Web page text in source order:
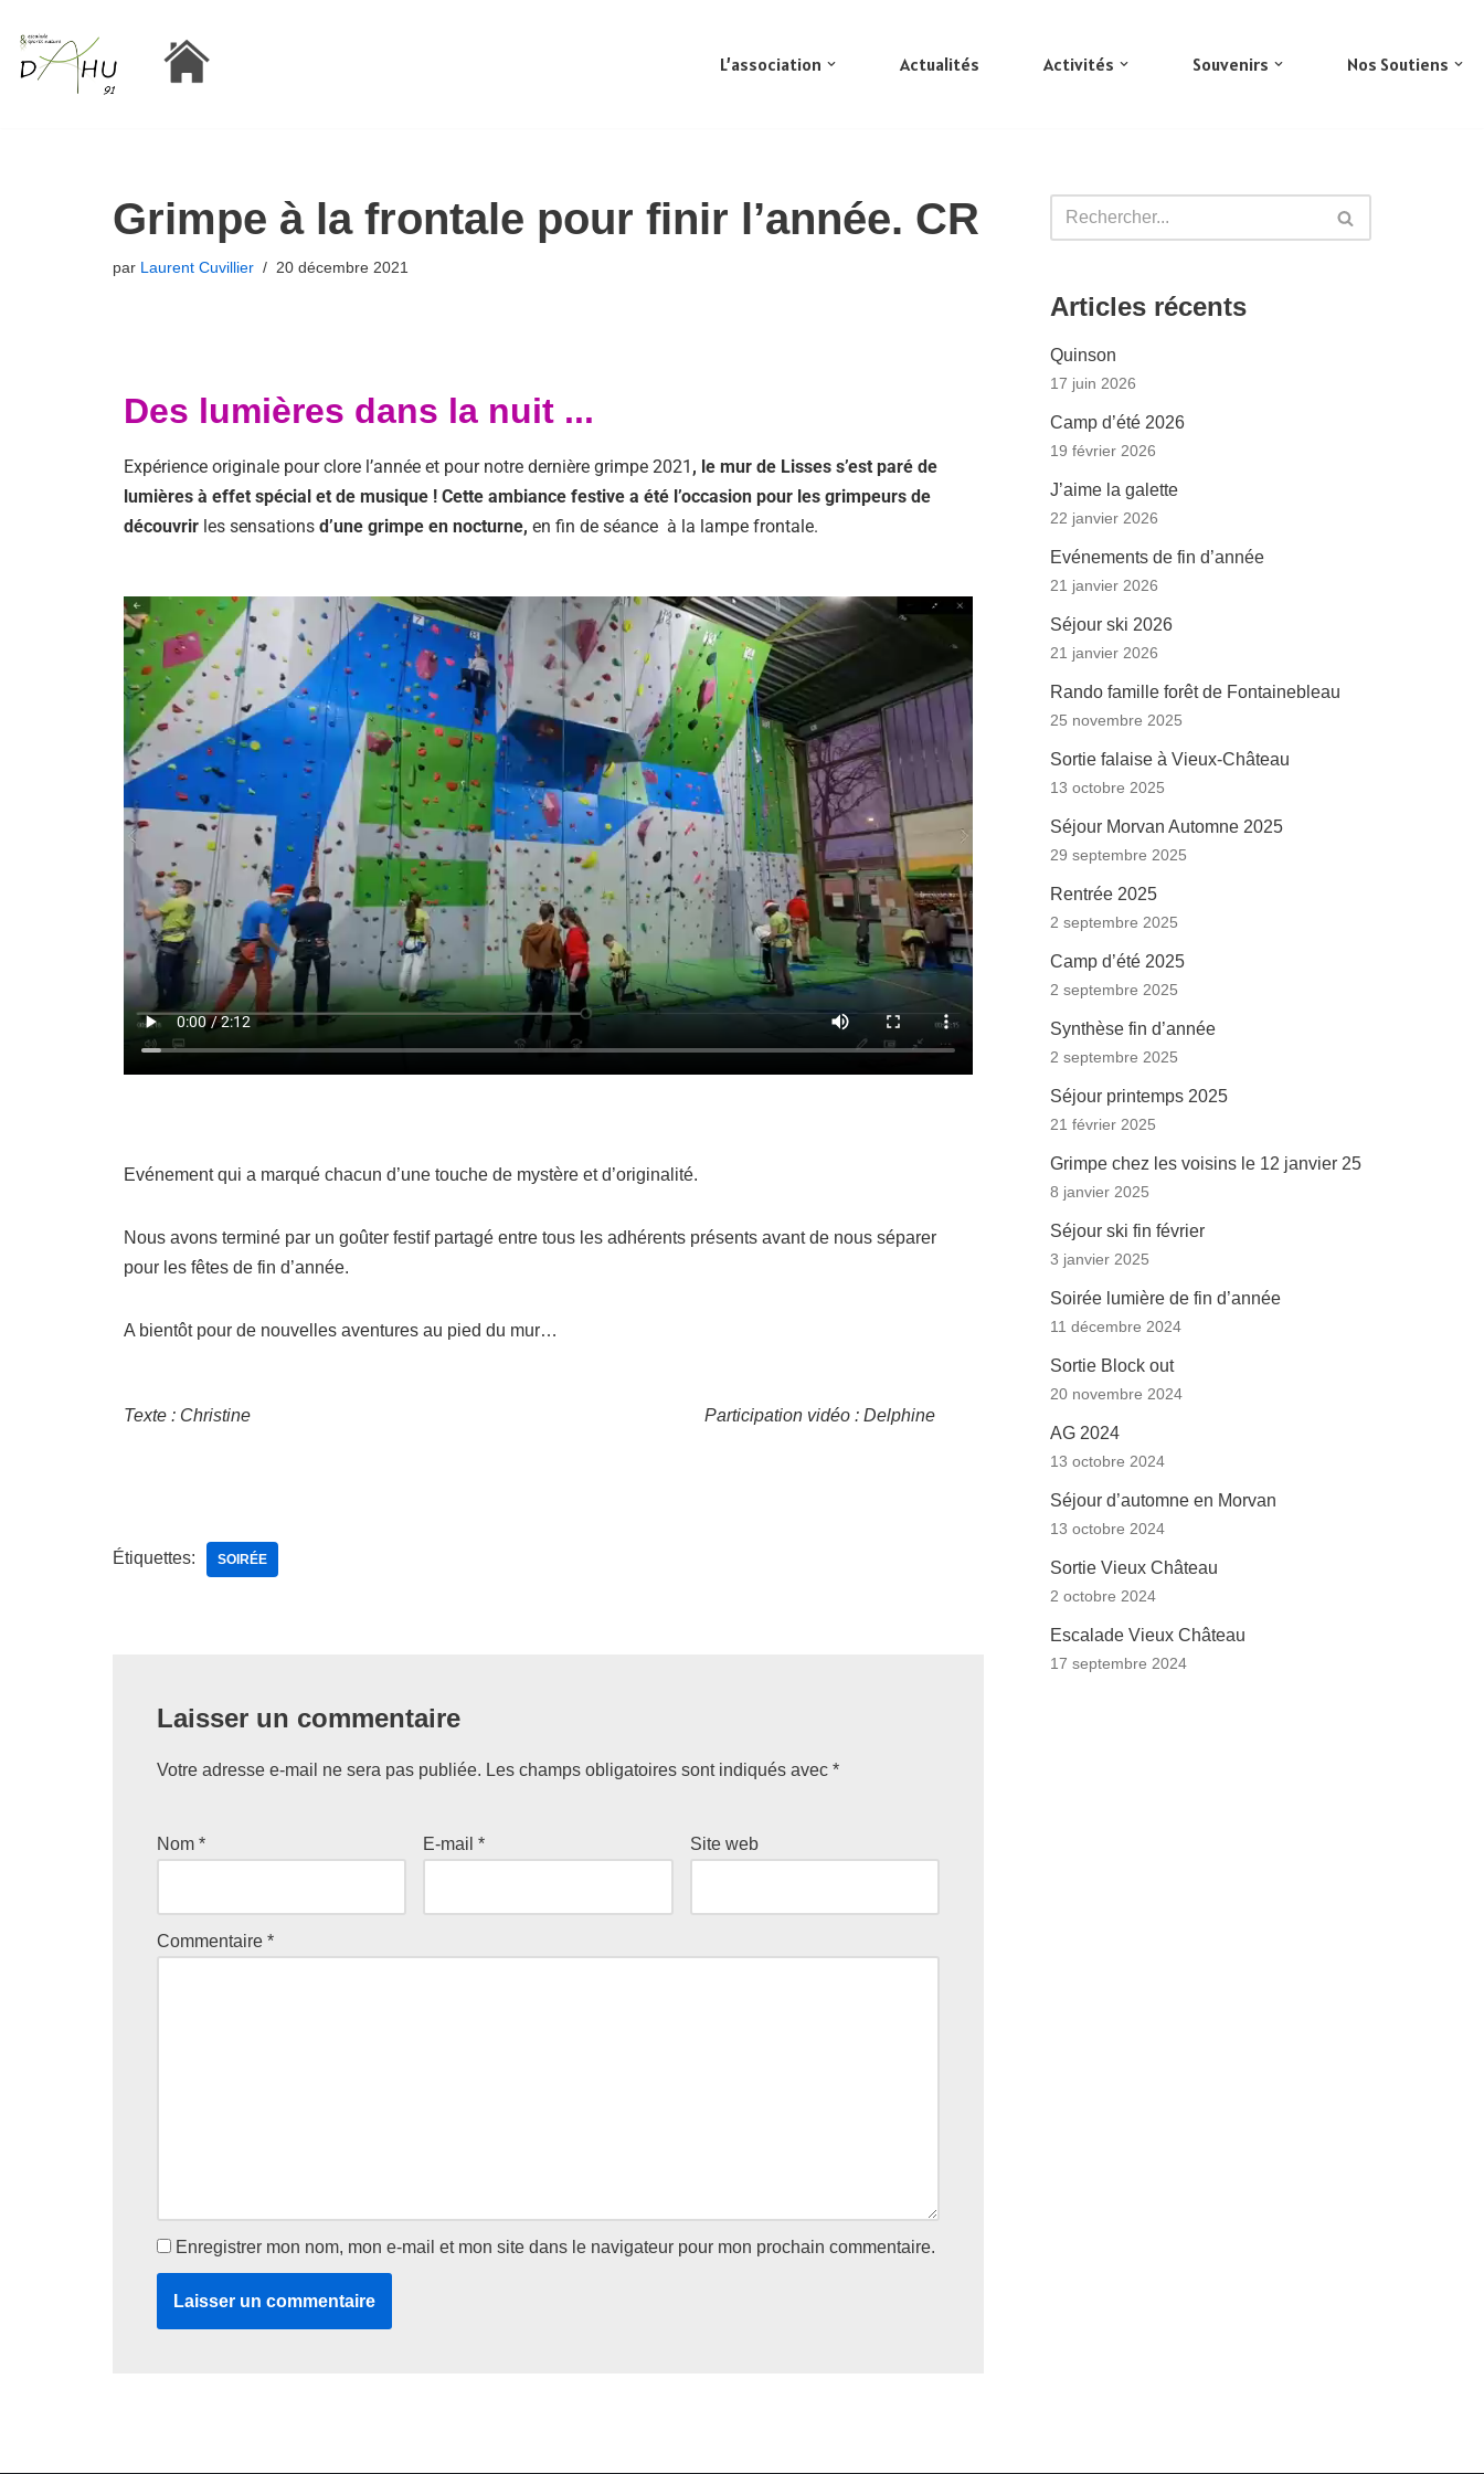
Aller
L’association Actualités Activités Souvenirs Nos Soutiens
Grimpe à la frontale pour finir l’année. CR
par Laurent Cuvillier 20 décembre 2021
Des lumières dans la nuit ...
Expérience originale pour clore l’année et pour notre dernière grimpe 2021 , le mur de Lisses s’est paré de
lumières à effet spécial et de musique ! Cette ambiance festive a été l’occasion pour les grimpeurs de
découvrir les sensations d’une grimpe en nocturne, en fin de séance à la lampe frontale.
Evénement qui a marqué chacun d’une touche de mystère et d’originalité.
Nous avons terminé par un goûter festif partagé entre tous les adhérents présents avant de nous séparer
pour les fêtes de fin d’année.
A bientôt pour de nouvelles aventures au pied du mur…
Texte : Christine Participation vidéo : Delphine
Étiquettes: SOIRÉE
Laisser un commentaire
Votre adresse e-mail ne sera pas publiée. Les champs obligatoires sont indiqués avec *
Nom * E-mail* Site web
Commentaire *
Enregistrer mon nom, mon e-mail et mon site dans le navigateur pour mon prochain commentaire.
Articles récents
Quinson
17 juin 2026
Camp d’été 2026
19 février 2026
J’aime la galette
22 janvier 2026
Evénements de fin d’année
21 janvier 2026
Séjour ski 2026
21 janvier 2026
Rando famille forêt de Fontainebleau
25 novembre 2025
Sortie falaise à Vieux-Château
13 octobre 2025
Séjour Morvan Automne 2025
29 septembre 2025
Rentrée 2025
2 septembre 2025
Camp d’été 2025
2 septembre 2025
Synthèse fin d’année
2 septembre 2025
Séjour printemps 2025
21 février 2025
Grimpe chez les voisins le 12 janvier 25
8 janvier 2025
Séjour ski fin février
3 janvier 2025
Soirée lumière de fin d’année
11 décembre 2024
Sortie Block out
20 novembre 2024
AG 2024
13 octobre 2024
Séjour d’automne en Morvan
13 octobre 2024
Sortie Vieux Château
2 octobre 2024
Escalade Vieux Château
17 septembre 2024